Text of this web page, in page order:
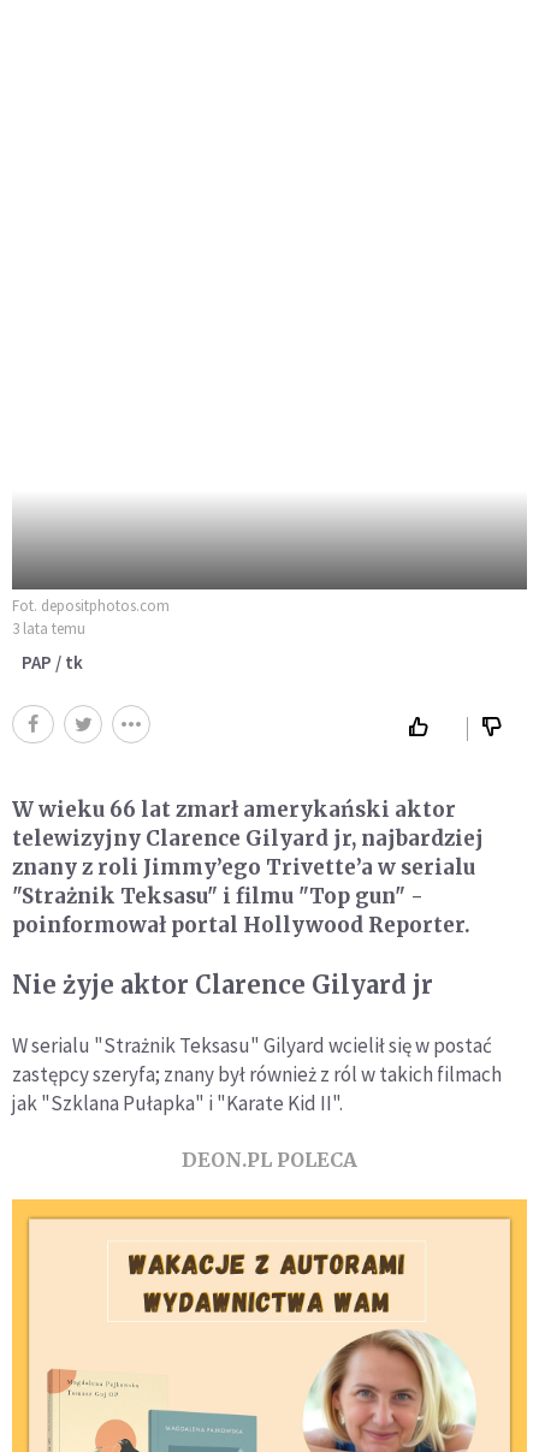
Fot. depositphotos.com
3 lata temu
PAP / tk
W wieku 66 lat zmarł amerykański aktor
telewizyjny Clarence Gilyard jr, najbardziej
znany z roli Jimmy’ego Trivette’a w serialu
"Strażnik Teksasu" i filmu "Top gun" -
poinformował portal Hollywood Reporter.
Nie żyje aktor Clarence Gilyard jr
W serialu "Strażnik Teksasu" Gilyard wcielił się w postać
zastępcy szeryfa; znany był również z ról w takich filmach
jak "Szklana Pułapka" i "Karate Kid II".
DEON.PL POLECA